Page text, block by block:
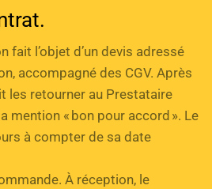
fait l’objet d’un devis adressé
accompagné des CGV. Après
les retourner au Prestataire
« bon pour accord ». Le
à compter de sa date
À réception, le